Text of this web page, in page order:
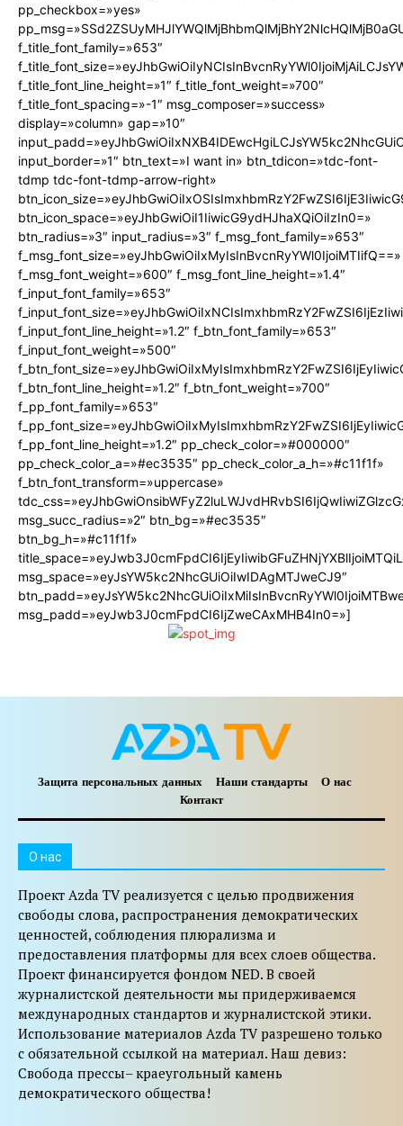
pp_checkbox=»yes»
f_title_font_family=»653″
f_title_font_line_height=»1″ f_title_font_weight=»700″
f_title_font_spacing=»-1″ msg_composer=»success»
display=»column» gap=»10″
input_border=»1″ btn_text=»I want in» btn_tdicon=»tdc-font-
tdmp tdc-font-tdmp-arrow-right»
btn_icon_space=»eyJhbGwiOiI1IiwicG9ydHJhaXQiOiIzIn0=»
btn_radius=»3″ input_radius=»3″ f_msg_font_family=»653″
f_msg_font_size=»eyJhbGwiOiIxMyIsInBvcnRyYWl0IjoiMTIifQ==»
f_msg_font_weight=»600″ f_msg_font_line_height=»1.4″
f_input_font_family=»653″
f_input_font_line_height=»1.2″ f_btn_font_family=»653″
f_input_font_weight=»500″
f_btn_font_line_height=»1.2″ f_btn_font_weight=»700″
f_pp_font_family=»653″
f_pp_font_line_height=»1.2″ pp_check_color=»#000000″
pp_check_color_a=»#ec3535″ pp_check_color_a_h=»#c11f1f»
f_btn_font_transform=»uppercase»
msg_succ_radius=»2″ btn_bg=»#ec3535″
btn_bg_h=»#c11f1f»
msg_space=»eyJsYW5kc2NhcGUiOiIwIDAgMTJweCJ9″
msg_padd=»eyJwb3J0cmFpdCI6IjZweCAxMHB4In0=»]
Защита персональных данных Наши стандарты
О нас
Контакт
O нас
Проект Azda TV реализуется с целью продвижения
свободы слова, распространения демократических
ценностей, соблюдения плюрализма и
предоставления платформы для всех слоев общества.
Проект финансируется фондом NED. В своей
журналистской деятельности мы придерживаемся
международных стандартов и журналистской этики.
Использование материалов Azda TV разрешено только
с обязательной ссылкой на материал. Наш девиз:
Свобода прессы– краеугольный камень
демократического общества!